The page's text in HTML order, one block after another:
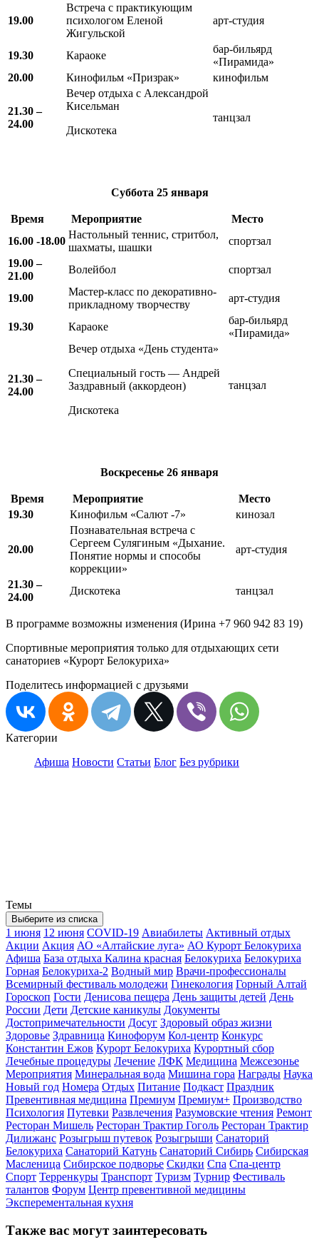
19.00
Встреча с практикующим
психологом Еленой
Жигульской
арт-студия
19.30 Караоке
бар-бильярд
«Пирамида»
20.00
Кинофильм «Призрак» кинофильм
21.30 –
24.00
Вечер отдыха с Александрой
Кисельман
Дискотека
танцзал
Суббота 25 января
Время Мероприятие
Место
16.00 -18.00
Настольный теннис, стритбол,
шахматы, шашки
спортзал
19.00 –
21.00
Волейбол спортзал
19.00
Мастер-класс по декоративно-
прикладному творчеству
арт-студия
19.30 Караоке
бар-бильярд
«Пирамида»
21.30 –
24.00
Вечер отдыха «День студента»
Специальный гость — Андрей
Заздравный (аккордеон)
Дискотека
танцзал
Воскресенье 26 января
Время Мероприятие
Место
19.30
Кинофильм «Салют -7» кинозал
20.00
Познавательная встреча с
Сергеем Сулягиным «Дыхание.
Понятие нормы и способы
коррекции»
арт-студия
21.30 –
24.00
Дискотека танцзал
В программе возможны изменения (Ирина +7 960 942 83 19)
Спортивные мероприятия только для отдыхающих сети
санаториев «Курорт Белокуриха»
Поделитесь информацией с друзьями
Категории
Афиша Новости Статьи Блог Без рубрики
Темы
Выберите из списка
1 июня 12 июня COVID-19 Авиабилеты Активный отдых
Акции Акция АО «Алтайские луга» АО Курорт Белокуриха
Афиша База отдыха Калина красная Белокуриха Белокуриха
Горная Белокуриха-2 Водный мир Врачи-профессионалы
Всемирный фестиваль молодежи Гинекология Горный Алтай
Гороскоп Гости Денисова пещера День защиты детей День
России Дети Детские каникулы Документы
Достопримечательности Досуг Здоровый образ жизни
Здоровье Здравница Кинофорум Кол-центр Конкурс
Константин Ежов Курорт Белокуриха Курортный сбор
Лечебные процедуры Лечение ЛФК Медицина Межсезонье
Мероприятия Минеральная вода Мишина гора Награды Наука
Новый год Номера Отдых Питание Подкаст Праздник
Превентивная медицина Премиум Премиум+ Производство
Психология Путевки Развлечения Разумовские чтения Ремонт
Ресторан Мишель Ресторан Трактир Гоголь Ресторан Трактир
Дилижанс Розыгрыш путевок Розыгрыши Санаторий
Белокуриха Санаторий Катунь Санаторий Сибирь Сибирская
Масленица Сибирское подворье Скидки Спа Спа-центр
Спорт Терренкуры Транспорт Туризм Турнир Фестиваль
талантов Форум Центр превентивной медицины
Эксперементальная кухня
Также вас могут заинтересовать